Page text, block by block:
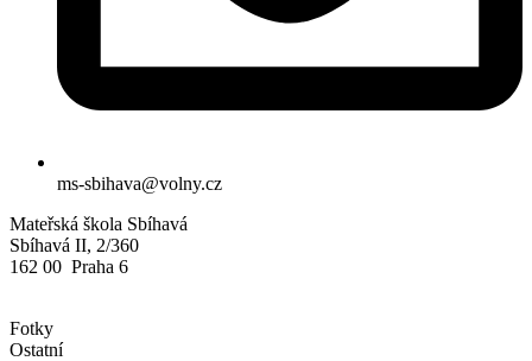
ms-sbihava@volny.cz
Mateřská škola Sbíhavá
Sbíhavá II, 2/360
162 00 Praha 6
Fotky
Ostatní